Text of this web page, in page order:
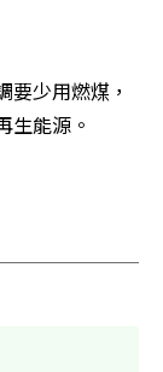
少用燃煤，
生能源。